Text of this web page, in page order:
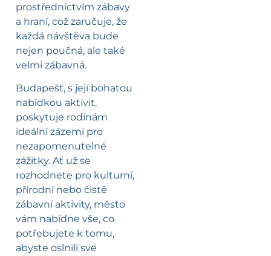
prostřednictvím zábavy
a hraní, což zaručuje, že
každá návštěva bude
nejen poučná, ale také
velmi zábavná.
Budapešť, s její bohatou
nabídkou aktivit,
poskytuje rodinám
ideální zázemí pro
nezapomenutelné
zážitky. Ať už se
rozhodnete pro kulturní,
přírodní nebo čistě
zábavní aktivity, město
vám nabídne vše, co
potřebujete k tomu,
abyste oslnili své